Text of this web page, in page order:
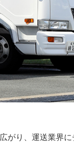
がり、運送業界に